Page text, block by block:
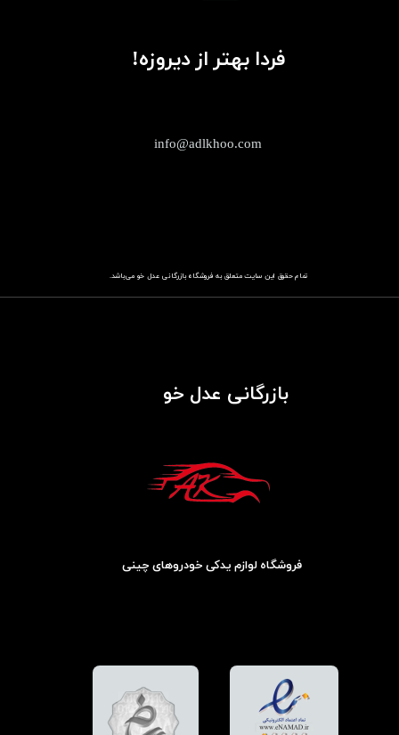
تمام حقوق این سایت متعلق به فروشگاهباز​​​​​​​رگانی عدل خو می‌باشد.
info@adlkhoo.com
بازرگانی عدل خو
فردا بهتر از دیروزه!
فروشگاه لوازم یدکی خودروهای چینی